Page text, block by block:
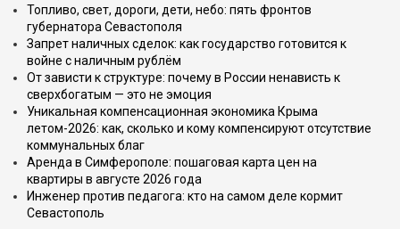
Топливо, свет, дороги, дети, небо: пять фронтов
губернатора Севастополя
Запрет наличных сделок: как государство готовится к
войне с наличным рублём
От зависти к структуре: почему в России ненависть к
сверхбогатым — это не эмоция
Уникальная компенсационная экономика Крыма
летом-2026: как, сколько и кому компенсируют отсутствие
коммунальных благ
Аренда в Симферополе: пошаговая карта цен на
квартиры в августе 2026 года
Инженер против педагога: кто на самом деле кормит
Севастополь